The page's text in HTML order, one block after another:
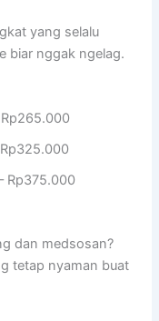
yang selalu
biar nggak ngelag.
Rp375.000
dan medsosan?
tetap nyaman buat